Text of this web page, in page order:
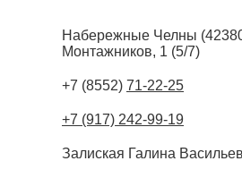
Набережные Челны (
Монтажников, 1 (5/7)
+7 (8552) 71-22-25
+7 (917) 242-99-19
Залиская Галина